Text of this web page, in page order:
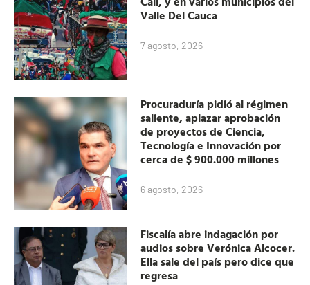
Valle Del Cauca
7 agosto, 2026
Procuraduría pidió al régimen
saliente, aplazar aprobación
de proyectos de Ciencia,
Tecnología e Innovación por
cerca de $ 900.000 millones
6 agosto, 2026
Fiscalía abre indagación por
audios sobre Verónica Alcocer.
Ella sale del país pero dice que
regresa